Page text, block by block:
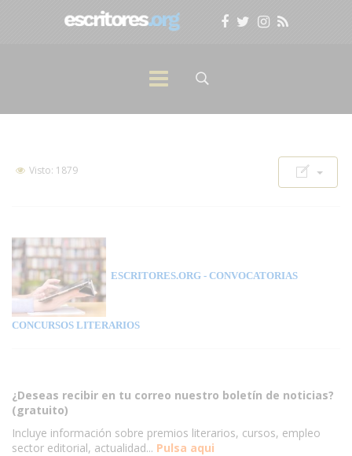
Visto: 1879
ESCRITORES.ORG - CONVOCATORIAS
CONCURSOS LITERARIOS
¿Deseas recibir en tu correo nuestro boletín de noticias?
(gratuito)
Incluye información sobre premios literarios, cursos, empleo
sector editorial, actualidad... Pulsa aqui